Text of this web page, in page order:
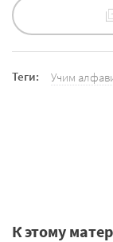
Теги: Учим
К этому